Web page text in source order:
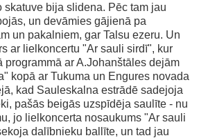
skatuve bija slidena. Pēc tam jau
un devāmies gājienā pa
un pakalniem, gar Talsu ezeru. Un
ar lielkoncertu "Ar sauli sirdī", kur
programmā ar A.Johanštāles dejām
kopā ar Tukuma un Engures novada
kad Sauleskalna estrādē sadejoja
pašās beigās uzspīdēja saulīte - nu
jo lielkoncerta nosaukums "Ar sauli
dalībnieku ballīte, un tad jau